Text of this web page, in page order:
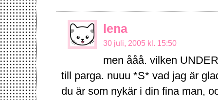
lena
30 juli, 2005 kl. 15:50
men ååå. vilken
till parga. nuuu *S* vad jag är
du är som nykär i din fina man,